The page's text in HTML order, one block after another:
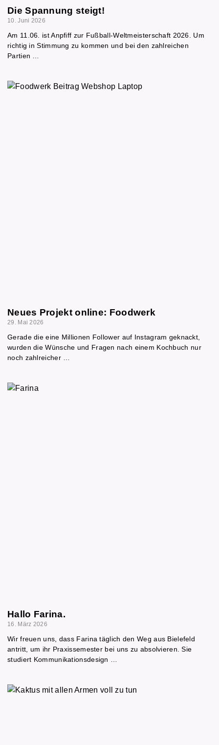
Die Spannung steigt!
10. Juni 2026
Am 11.06. ist Anpfiff zur Fußball-Weltmeisterschaft 2026. Um
richtig in Stimmung zu kommen und bei den zahlreichen
Partien …
Neues Projekt online: Foodwerk
29. Mai 2026
Gerade die eine Millionen Follower auf Instagram geknackt,
wurden die Wünsche und Fragen nach einem Kochbuch nur
noch zahlreicher …
Hallo Farina.
16. März 2026
Wir freuen uns, dass Farina täglich den Weg aus Bielefeld
antritt, um ihr Praxissemester bei uns zu absolvieren. Sie
studiert Kommunikationsdesign …